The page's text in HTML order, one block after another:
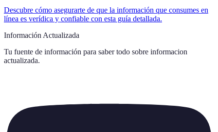
Descubre cómo asegurarte de que la información que consumes en
línea es verídica y confiable con esta guía detallada.
Información Actualizada
Tu fuente de información para saber todo sobre informacion
actualizada.